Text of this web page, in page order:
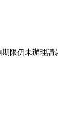
限仍未辦理